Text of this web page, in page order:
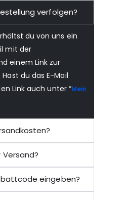
verfolgen?
du von uns ein
mit der
einem Link zur
du das E-Mail
Link auch unter “Mein
eingeben?